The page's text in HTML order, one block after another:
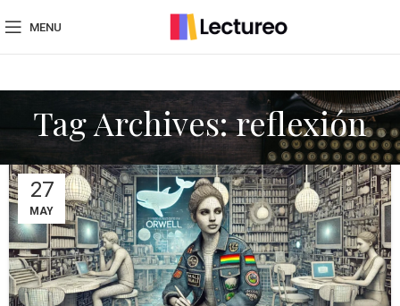
MENU
Tag Archives: reflexión
27
MAY